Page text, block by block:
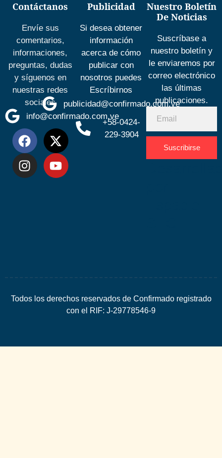
Contáctanos
Envíe sus
comentarios,
informaciones,
preguntas, dudas
y síguenos en
nuestras redes
sociales
info@confirmado.com.ve
Publicidad
Si desea obtener
información
acerca de cómo
publicar con
nosotros puedes
Escríbirnos
publicidad@confirmado.com.ve
+58-0424-
229-3904
Nuestro Boletín
De Noticias
Suscríbase a
nuestro boletín y
le enviaremos por
correo electrónico
las últimas
publicaciones.
Suscribirse
Todos los derechos reservados de Confirmado registrado
con el RIF: J-29778546-9